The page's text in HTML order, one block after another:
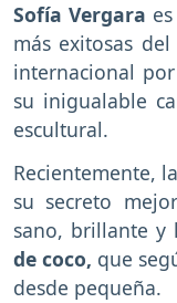
Sofía Vergara
más exitosas
internacional
su inigualable
escultural.
Recientemente,
su secreto
sano, brillante y
de coco, que
desde pequeña.